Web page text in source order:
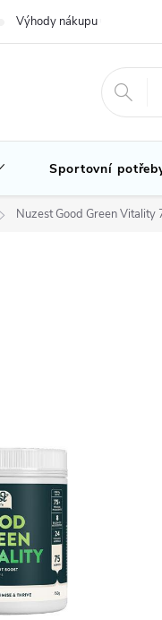
Výhody nákupu u nás
Sportovní
Nuzest Good Green Vitality